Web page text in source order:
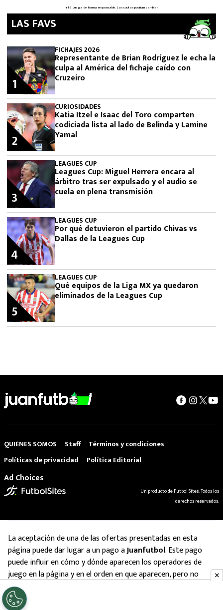
LAS FAVS
FICHAJES 2026
Representante de Brian Rodríguez le echa la
culpa al América del fichaje caído con
Cruzeiro
1
CURIOSIDADES
Katia Itzel e Isaac del Toro comparten
codiciada lista al lado de Belinda y Lamine
Yamal
2
LEAGUES CUP
Leagues Cup: Miguel Herrera encara al
árbitro tras ser expulsado y el audio se
cuela en plena transmisión
3
LEAGUES CUP
Por qué detuvieron el partido Chivas vs
Dallas de la Leagues Cup
4
LEAGUES CUP
Qué equipos de la Liga MX ya quedaron
eliminados de la Leagues Cup
5
QUIÉNES SOMOS Staff
Términos y condiciones
Políticas de privacidad
Política Editorial
Ad Choices
Un producto de Futbol Sites. Todos los
derechos reservados.
La aceptación de una de las ofertas presentadas en esta
página puede dar lugar a un pago aJuanfutbol. Este pago
puede influir en cómo y dónde aparecen los operadores de
juego en la página y en el orden en que aparecen, pero no
influye en nuestras evaluaciones.